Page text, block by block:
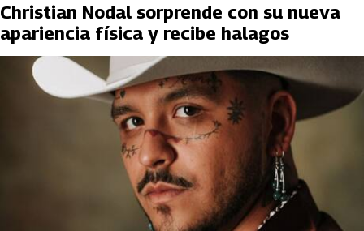
Christian Nodal sorprende con su nueva
apariencia física y recibe halagos